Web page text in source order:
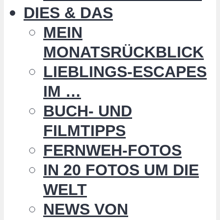
DIES & DAS
MEIN
MONATSRÜCKBLICK
LIEBLINGS-ESCAPES
IM …
BUCH- UND
FILMTIPPS
FERNWEH-FOTOS
IN 20 FOTOS UM DIE
WELT
NEWS VON